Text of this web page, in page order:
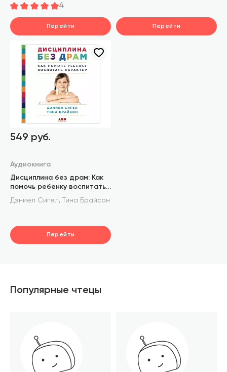
4
Перейти Перейти
549 руб.
Аудиокнига
Дисциплина без драм: Как
помочь ребенку воспитать
характер
Дэниел Сигел, Тина Брайсон
Перейти
Популярные чтецы